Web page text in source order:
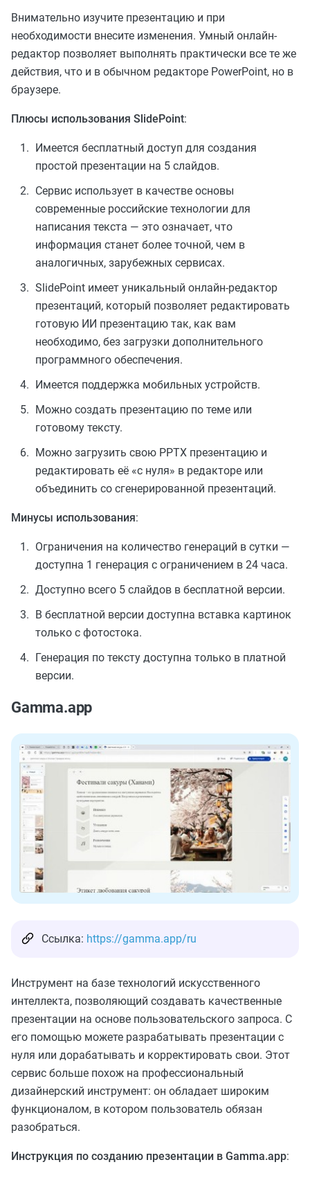
Внимательно изучите презентацию и при
необходимости внесите изменения. Умный онлайн-
редактор позволяет выполнять практически все те же
действия, что и в обычном редакторе PowerPoint, но в
браузере.
Плюсы использования SlidePoint:
Имеется бесплатный доступ для создания
простой презентации на 5 слайдов.
Сервис использует в качестве основы
современные российские технологии для
написания текста — это означает, что
информация станет более точной, чем в
аналогичных, зарубежных сервисах.
SlidePoint имеет уникальный онлайн-редактор
презентаций, который позволяет редактировать
готовую ИИ презентацию так, как вам
необходимо, без загрузки дополнительного
программного обеспечения.
Имеется поддержка мобильных устройств.
Можно создать презентацию по теме или
готовому тексту.
Можно загрузить свою PPTX презентацию и
редактировать её «с нуля» в редакторе или
объединить со сгенерированной презентаций.
Минусы использования:
Ограничения на количество генераций в сутки —
доступна 1 генерация с ограничением в 24 часа.
Доступно всего 5 слайдов в бесплатной версии.
В бесплатной версии доступна вставка картинок
только с фотостока.
Генерация по тексту доступна только в платной
версии.
Gamma.app
Ссылка: https://gamma.app/ru
Инструмент на базе технологий искусственного
интеллекта, позволяющий создавать качественные
презентации на основе пользовательского запроса. С
его помощью можете разрабатывать презентации с
нуля или дорабатывать и корректировать свои. Этот
сервис больше похож на профессиональный
дизайнерский инструмент: он обладает широким
функционалом, в котором пользователь обязан
разобраться.
Инструкция по созданию презентации в Gamma.app: